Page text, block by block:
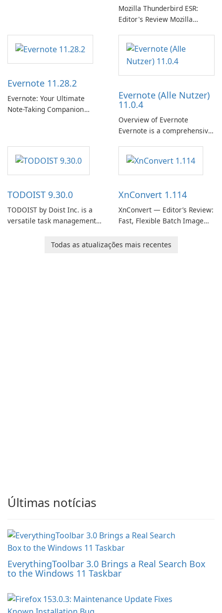
Mozilla Thunderbird ESR:
Editor's Review Mozilla
Support Release) is the long-
term support channel of the
Thunderbird desktop email
client designed for
need predictable …
Evernote 11.28.2
Evernote: Your Ultimate
Note-Taking Companion
helps users capture ideas,
organize to-do lists, and keep
track of important
Evernote (Alle Nutzer)
11.0.4
Overview of Evernote
Evernote is a comprehensive
software designed to help
users capture, organize, and
access information across
TODOIST 9.30.0
TODOIST by Doist Inc. is a
versatile task management
individuals and teams
XnConvert 1.114
XnConvert — Editor’s Review:
Fast, Flexible Batch Image
macOS and Linux XnConvert
Todas as atualizações mais recentes
Últimas notícias
EverythingToolbar 3.0 Brings a Real Search Box
to the Windows 11 Taskbar